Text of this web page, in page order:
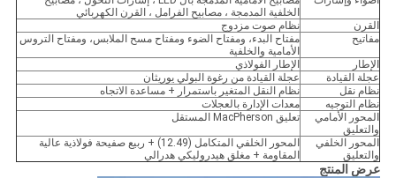
الخلفية المدمجة ، مصابيح الفرامل ، القرن الكهربائي
القرن
نظام صوت مزدوج
مفاتيح
مفتاح البدء، ومفتاح الضوء ومفتاح مسح الملابس، ومفتاح التروس
الأمامية والخلفية
الإطار
الإطار الفولاذي
عجلة القيادة
عجلة القيادة من رغوة البولي يوريثان
نظام نقل
نظام النقل المتغير باستمرار + مساعدة الاتجاه
نظام التوجيه
معدات الإدارة بالعجلات
المحور الأمامي
والتعليق
تعليق MacPherson المستقل
المحور الخلفي
والتعليق
المحور الخلفي المتكامل (12.49) + ربيع صفيحة فولاذية عالية
المقاومة + مغلق هيدروليكي هدرالي
عرض المنتج